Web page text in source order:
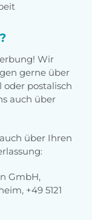
Wir
gerne über
oder postalisch
auch über
über Ihren
GmbH,
+49 5121